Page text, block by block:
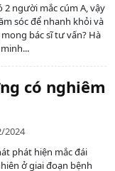
2 người mắc cúm A, vậy
sóc để nhanh khỏi và
bác sĩ tư vấn? Hà
có nghiêm
2024
phát hiện mắc đái
ở giai đoạn bệnh